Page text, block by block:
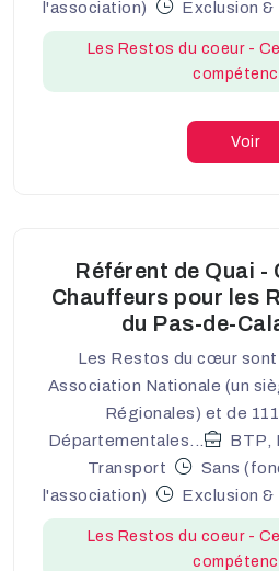
l'association) Exclusion
Les Restos du coeur -
Voir
Référent de Quai -
Chauffeurs pour les
du Pas-de-
Les Restos du cœur sont
Association Nationale (un
Régionales) et de
Départementales...
BTP,
Transport
Sans
l'association)
Exclusion
Les Restos du coeur -